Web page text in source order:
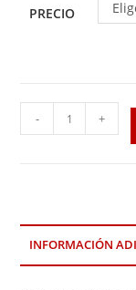
PRECIO
- +
INFORMACIÓN